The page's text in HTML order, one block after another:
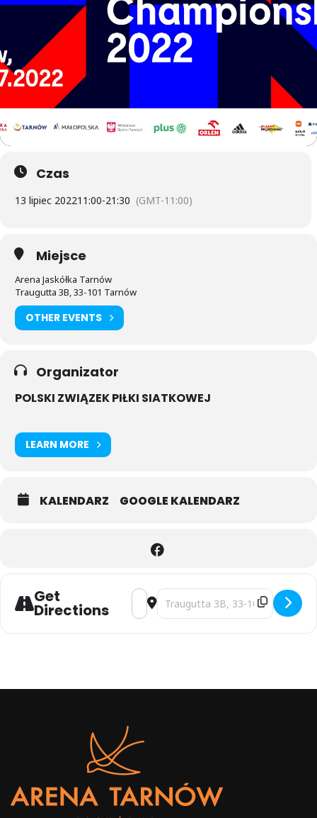
Czas
13 lipiec 202211:00-21:30 (GMT-11:00)
Miejsce
Arena Jaskółka Tarnów
Traugutta 3B, 33-101 Tarnów
OTHER EVENTS
Organizator
POLSKI ZWIĄZEK PIŁKI SIATKOWEJ
LEARN MORE
KALENDARZ GOOGLE KALENDARZ
Get
Directions
Address - SIATKARSKIE
Destination Address -